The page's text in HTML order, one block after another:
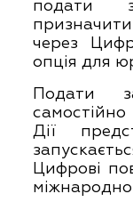
подати
через
опція для
Подати
Дії
Цифрові